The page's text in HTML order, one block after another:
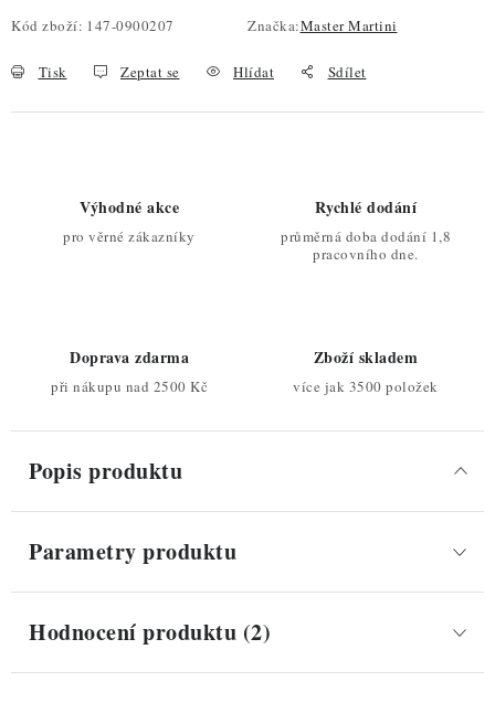
Kód zboží: 147-0900207 Značka:Master Martini
Tisk Zeptat se Hlídat Sdílet
Výhodné akce
pro věrné zákazníky
Rychlé dodání
průměrná doba dodání 1,8
pracovního dne.
Doprava zdarma
při nákupu nad 2500 Kč
Zboží skladem
více jak 3500 položek
Popis produktu
Parametry produktu
Hodnocení produktu (2)